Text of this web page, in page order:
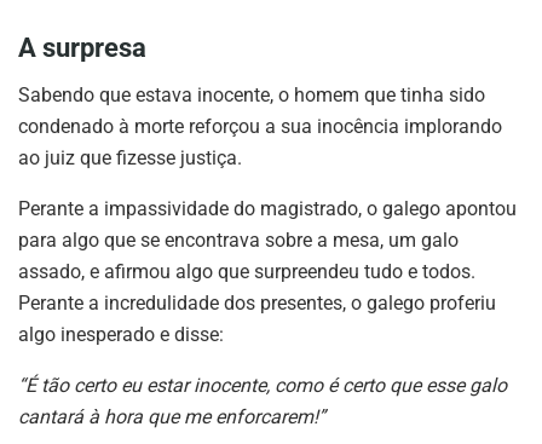
A surpresa
Sabendo que estava inocente, o homem que tinha sido
condenado à morte reforçou a sua inocência implorando
ao juiz que fizesse justiça.
Perante a impassividade do magistrado, o galego apontou
para algo que se encontrava sobre a mesa, um galo
assado, e afirmou algo que surpreendeu tudo e todos.
Perante a incredulidade dos presentes, o galego proferiu
algo inesperado e disse:
“É tão certo eu estar inocente, como é certo que esse galo
cantará à hora que me enforcarem!”